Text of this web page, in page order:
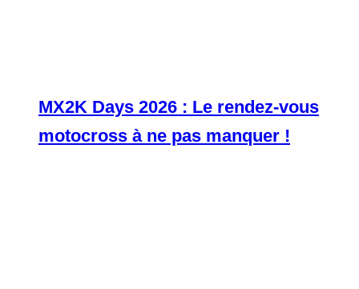
MX2K Days 2026 : Le rendez-vous
motocross à ne pas manquer !